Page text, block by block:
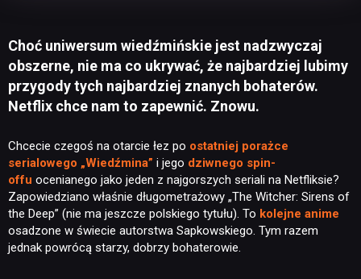
Choć uniwersum wiedźmińskie jest nadzwyczaj
obszerne, nie ma co ukrywać, że najbardziej lubimy
przygody tych najbardziej znanych bohaterów.
Netflix chce nam to zapewnić. Znowu.
Chcecie czegoś na otarcie łez po ostatniej porażce
serialowego „Wiedźmina” i jego dziwnego spin-
offu ocenianego jako jeden z najgorszych seriali na Netfliksie?
Zapowiedziano właśnie długometrażowy „The Witcher: Sirens of
the Deep” (nie ma jeszcze polskiego tytułu). To kolejne anime
osadzone w świecie autorstwa Sapkowskiego. Tym razem
jednak powrócą starzy, dobrzy bohaterowie.